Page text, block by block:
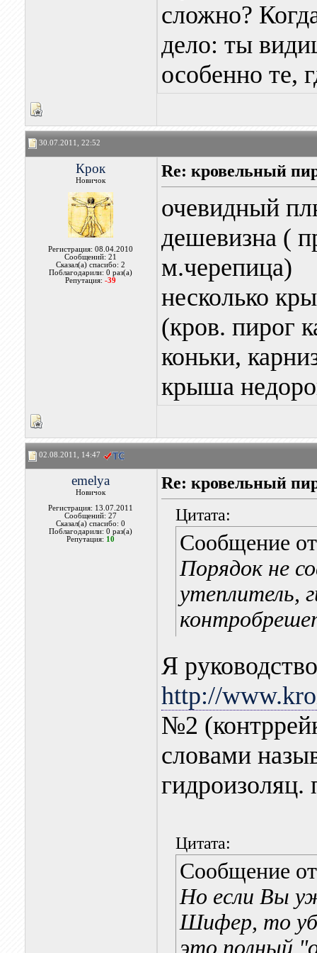
сложно?
дело: ты
особенно те,
30.07.2011, 22:52
Крок
Новичок
Регистрация: 08.04.2010
Сообщений: 21
Сказал(а) спасибо: 2
Поблагодарили: 0 раз(а)
Репутация:-39
Re: кровельный
очевидный
дешевизна (
м.черепица)
несколько
(кров. пирог
коньки,
крыша
02.08.2011, 14:47
emelya
Новичок
Регистрация: 13.07.2011
Сообщений: 27
Сказал(а) спасибо: 0
Поблагодарили: 0 раз(а)
Репутация: 10
Re: кровельный
Цитата:
Сообщение
Порядок не
утеплитель,
Я
http://
№2
словами
гидроизоляц.
Цитата:
Сообщение
Но если Вы
Шифер, то
это полный